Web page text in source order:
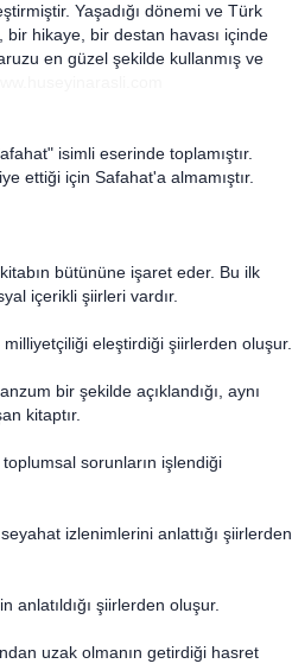
Yaşadığı dönemi ve Türk
bir hikaye, bir destan havası içinde
en güzel şekilde kullanmış ve
isimli eserinde toplamıştır.
ettiği için Safahat'a almamıştır.
bütününe işaret eder. Bu ilk
içerikli şiirleri vardır.
eleştirdiği şiirlerden oluşur.
bir şekilde açıklandığı, aynı
kitaptır.
sorunların işlendiği
izlenimlerini anlattığı şiirlerden
anlatıldığı şiirlerden oluşur.
uzak olmanın getirdiği hasret